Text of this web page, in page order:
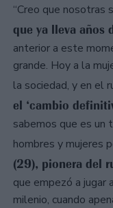
“Creo que nosotras
que ya lleva años
anterior a este
grande. Hoy a la
la sociedad, y en el
el ‘cambio
sabemos que es un
hombres y mujeres
(29), pionera del
que empezó a jugar
milenio, cuando